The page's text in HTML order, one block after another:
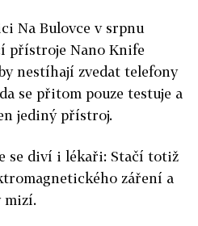
Na Bulovce v srpnu
přístroje Nano Knife
nestíhají zvedat telefony
se přitom pouze testuje a
jediný přístroj.
se diví i lékaři: Stačí totiž
záření a
mizí.